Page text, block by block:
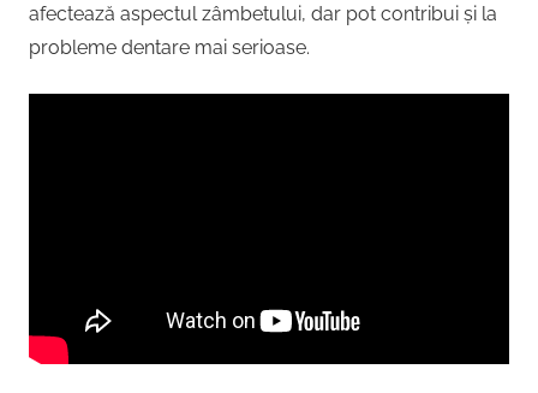
afectează aspectul zâmbetului, dar pot contribui și la
probleme dentare mai serioase.